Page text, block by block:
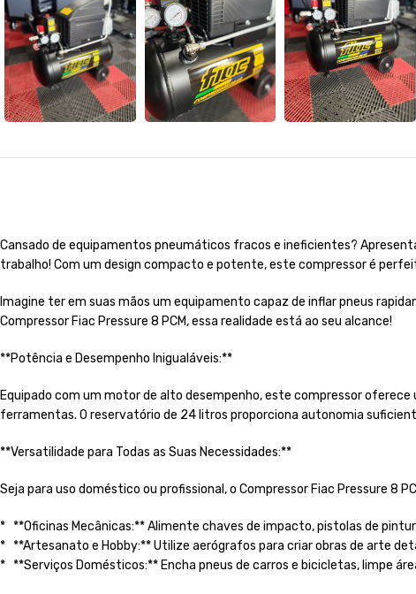
Cansado de equipamentos pneumáticos fracos e ineficientes?
trabalho! Com um design compacto e potente, este compressor é
Imagine ter em suas mãos um equipamento capaz de inflar pneus
Compressor Fiac Pressure 8 PCM, essa realidade está ao seu alcance!
**Potência e Desempenho Inigualáveis:**
Equipado com um motor de alto desempenho, este compressor
ferramentas. O reservatório de 24 litros proporciona autonomia
**Versatilidade para Todas as Suas Necessidades:**
Seja para uso doméstico ou profissional, o Compressor Fiac Pressure 8
* **Oficinas Mecânicas:** Alimente chaves de impacto, pistolas de
* **Artesanato e Hobby:** Utilize aerógrafos para criar obras de arte
* **Serviços Domésticos:** Encha pneus de carros e bicicletas, limpe